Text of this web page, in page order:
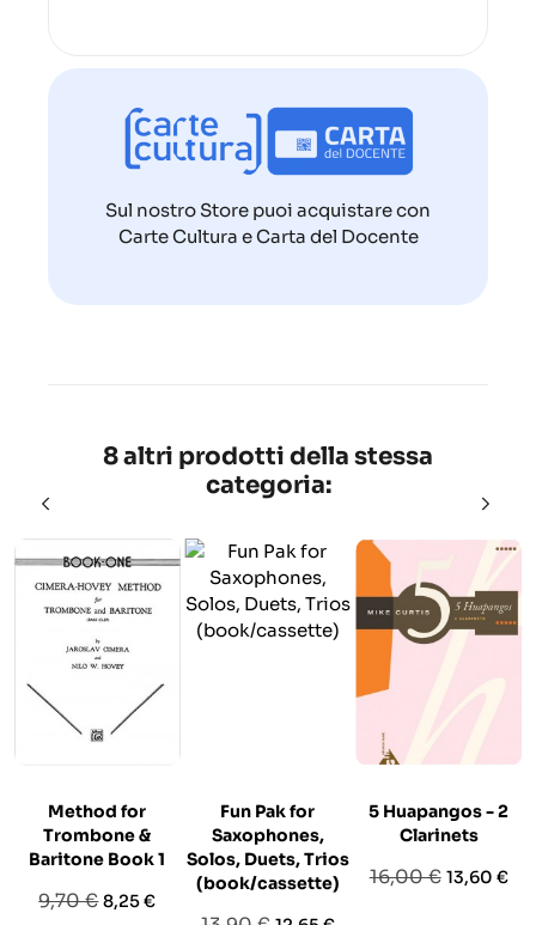
Sul nostro Store puoi acquistare con
Carte Cultura e Carta del Docente
8 altri prodotti della stessa
categoria:
Method for
Trombone &
Baritone Book 1
Prezzo
9,70 €Prezzo
8,25 €
Fun Pak for
Saxophones,
Solos, Duets, Trios
(book/cassette)
5 Huapangos - 2
Clarinets
Prezzo
16,00 € Prezzo
13,60 €